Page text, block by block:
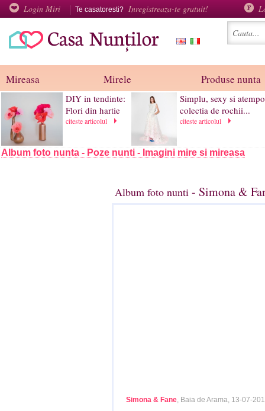
Login Miri Te casatoresti? Inregistreaza-te gratuit!
Mireasa Mirele Produse nunta
DIY in tendinte:
Flori din hartie
citeste articolul
Simplu, sexy si
colectia de rochii...
citeste articolul
Album foto nunta - Poze nunti - Imagini mire si mireasa
Album foto nunti - Simona &
Simona & Fane, Baia de Arama, 13-07-